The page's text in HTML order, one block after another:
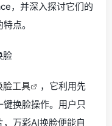
，并深入探讨它们的
点。
脸
脸工具
，它利用先
换脸操作。用户只
万彩AI换脸便能自